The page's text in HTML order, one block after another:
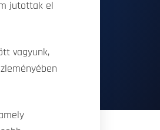
jutottak el
vagyunk,